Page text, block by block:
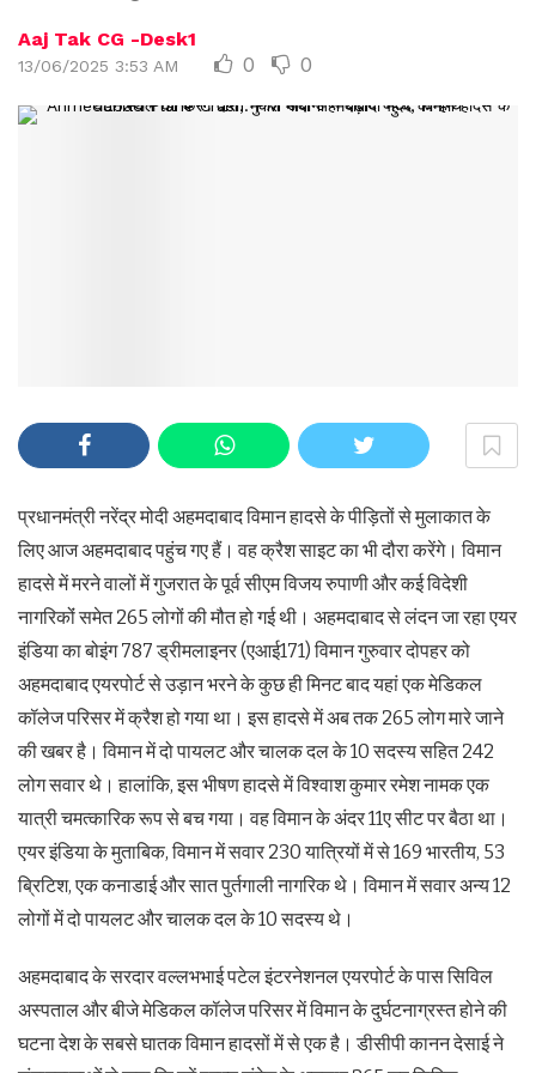
Aaj Tak CG -Desk1
13/06/2025 3:53 AM 0 0
प्रधानमंत्री नरेंद्र मोदी अहमदाबाद विमान हादसे के पीड़ितों से मुलाकात के
लिए आज अहमदाबाद पहुंच गए हैं। वह क्रैश साइट का भी दौरा करेंगे। विमान
हादसे में मरने वालों में गुजरात के पूर्व सीएम विजय रुपाणी और कई विदेशी
नागरिकोंं समेत 265 लोगों की मौत हो गई थी। अहमदाबाद से लंदन जा रहा एयर
इंडिया का बोइंग 787 ड्रीमलाइनर (एआई171) विमान गुरुवार दोपहर को
अहमदाबाद एयरपोर्ट से उड़ान भरने के कुछ ही मिनट बाद यहां एक मेडिकल
कॉलेज परिसर में क्रैश हो गया था। इस हादसे में अब तक 265 लोग मारे जाने
की खबर है। विमान में दो पायलट और चालक दल के 10 सदस्य सहित 242
लोग सवार थे। हालांकि, इस भीषण हादसे में विश्वाश कुमार रमेश नामक एक
यात्री चमत्कारिक रूप से बच गया। वह विमान के अंदर 11ए सीट पर बैठा था।
एयर इंडिया के मुताबिक, विमान में सवार 230 यात्रियों में से 169 भारतीय, 53
ब्रिटिश, एक कनाडाई और सात पुर्तगाली नागरिक थे। विमान में सवार अन्य 12
लोगों में दो पायलट और चालक दल के 10 सदस्य थे।
अहमदाबाद के सरदार वल्लभभाई पटेल इंटरनेशनल एयरपोर्ट के पास सिविल
अस्पताल और बीजे मेडिकल कॉलेज परिसर में विमान के दुर्घटनाग्रस्त होने की
घटना देश के सबसे घातक विमान हादसों में से एक है। डीसीपी कानन देसाई ने